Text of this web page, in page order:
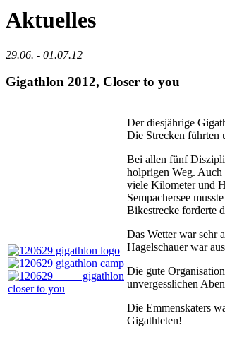
Aktuelles
29.06. - 01.07.12
Gigathlon 2012, Closer to you
Der diesjährige
Die Strecken führten
Bei allen fünf
holprigen Weg. Auch
viele Kilometer und
Sempachersee
Bikestrecke forderte
Das Wetter war sehr
Hagelschauer war
Die gute
unvergesslichen
Die Emmenskaters
Gigathleten!